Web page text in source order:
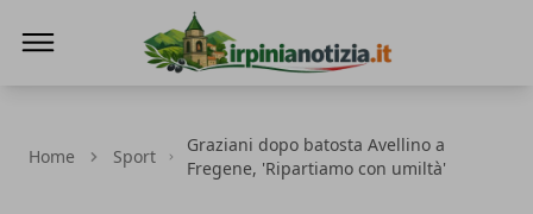
Home Sport
Graziani dopo batosta Avellino a
Fregene, 'Ripartiamo con umiltà'